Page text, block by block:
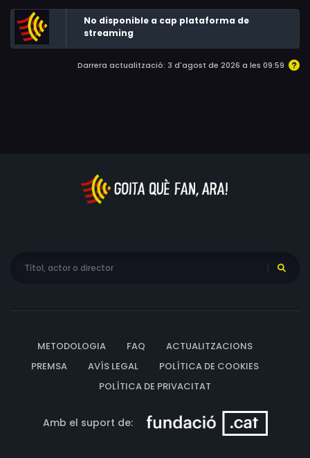
Lavaredo en solitari.No disponible a cap plataforma de
streaming
Darrera actualització: 3 d'agost de 2026 a les 09:59
METODOLOGIA FAQ
ACTUALITZACIONS
PREMSA
AVÍS LEGAL
POLÍTICA DE COOKIES
POLÍTICA DE PRIVACITAT
Amb el suport de: